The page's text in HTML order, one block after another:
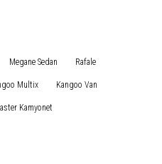
Megane Sedan Rafale
Multix Kangoo Van
Kamyonet